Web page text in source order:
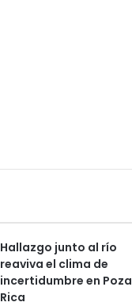
Hallazgo junto al río
reaviva el clima de
incertidumbre en Poza
Rica